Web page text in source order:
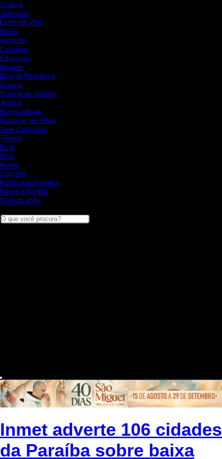
Cultura
Televisão
Estilo de Vida
Moda
Alimento
Culinária
Educação
Viagem
Blog do Negreiros
Galeria
Galeria de Vídeos
Justiça
Religiosidade
Repórter do Olhar
Sem Categoria
Tempo
Eu ví
Blog
Home
Contato
Política da Paraíba
Patos e Sertão
O Implicante
Inmet adverte 106 cidades
da Paraíba sobre baixa